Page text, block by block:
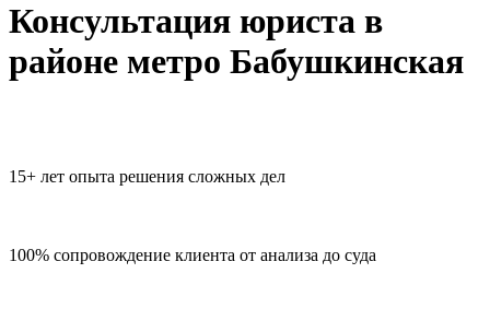
Консультация юриста в
районе метро Бабушкинская
15+ лет опыта решения сложных дел
100% сопровождение клиента от анализа до суда